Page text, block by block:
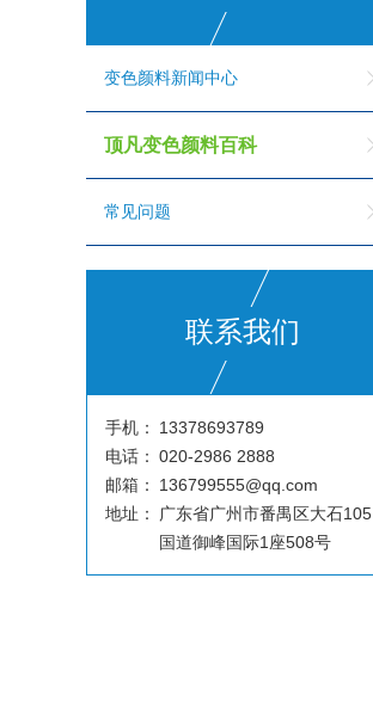
变色颜料新闻中心
顶凡变色颜料百科
常见问题
联系我们
手机：
13378693789
电话： 020-2986 2888
邮箱：
136799555@qq.com
地址：
广东省广州市番禺区大石105
国道御峰国际1座508号